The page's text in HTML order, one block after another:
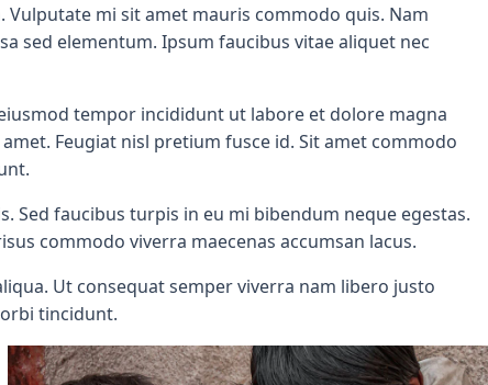
mi sit amet mauris commodo quis. Nam
sed elementum. Ipsum faucibus vitae aliquet nec
tempor incididunt ut labore et dolore magna
Feugiat nisl pretium fusce id. Sit amet commodo
faucibus turpis in eu mi bibendum neque egestas.
commodo viverra maecenas accumsan lacus.
Ut consequat semper viverra nam libero justo
tincidunt.